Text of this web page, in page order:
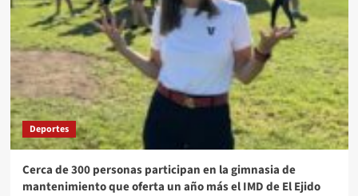
Deportes
Cerca de 300 personas participan en la gimnasia de
mantenimiento que oferta un año más el IMD de El Ejido